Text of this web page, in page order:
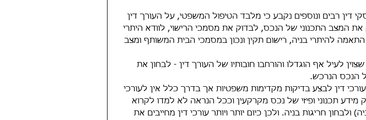
דין רבים ונוספים נקבע כי מלבד הטיפול המשפטי, על העורך דין
את המצב התכנוני של הנכס, לבדוק את מסמכי הרישוי, לוודא היתרי
להיתרי בניה, רישום תקין ונכון במסמכי הבית המשותף ומצב
לעיל אף הוגדלו והורחבו חובותיו של העורך דין - לבחון את
הנכס הנרכש.
דין לבצע בדיקות מקדימות משפטיות אך בדרך כלל אין לעורכי
מידע תכנוני ופיזי של נכס מקרקעין וככל הנראה לא למדו לקרוא
ולבחון חריגות בניה. ולכן כיום יותר ויותר עורכי דין מחייבים את